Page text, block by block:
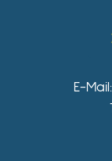
E-Mail: